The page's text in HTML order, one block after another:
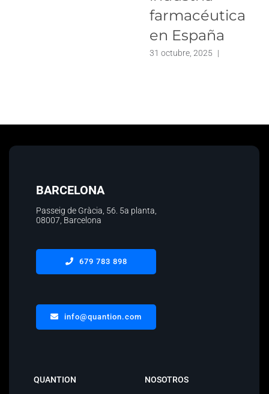
farmacéutica
en España
31 octubre, 2025 |
BARCELONA
Passeig de Gràcia, 56. 5a planta
08007, Barcelona
679 783 898
info@quantion.com
QUANTION NOSOTROS